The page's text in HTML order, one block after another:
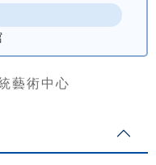
藝術中心